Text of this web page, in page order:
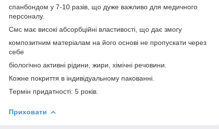
спанбондом у 7-10 разів, що дуже важливо для медичного
персоналу.
Смс має високі абсорбційні властивості, що дає змогу
композитним матеріалам на його основі не пропускати через
себе
біологічно активні рідини, жири, хімічні речовини.
Кожне покриття в індивідуальному пакованні.
Термін придатності: 5 років.
Приховати